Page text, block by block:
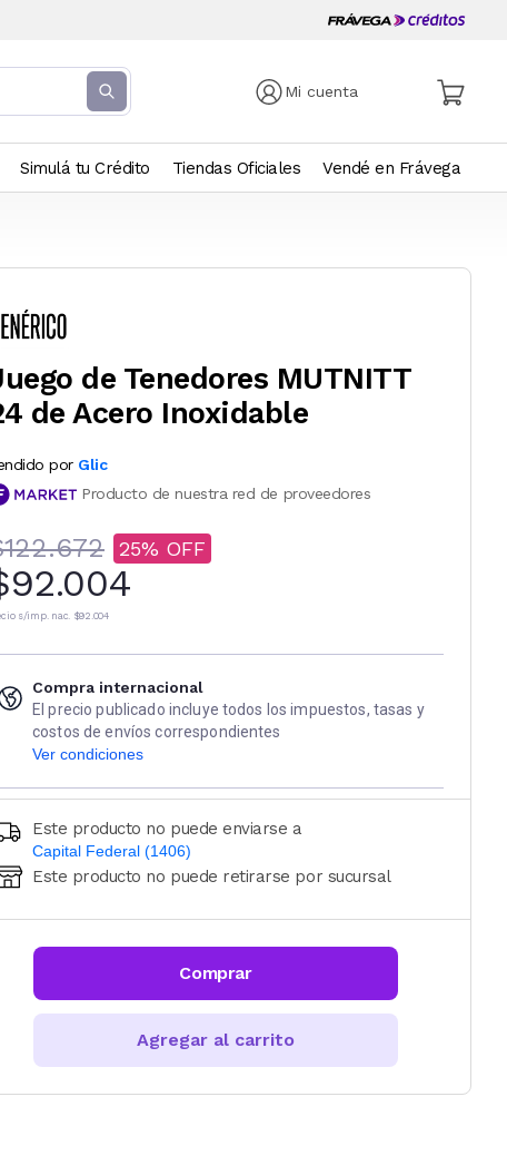
Mi cuenta
Simulá tu Crédito Tiendas Oficiales Vendé en Frávega
de Tenedores MUTNITT
de Acero Inoxidable
por Glic
Producto de nuestra red de proveedores
25
s/imp. nac. $92.004
Compra internacional
El precio publicado incluye todos los impuestos, tasas y
costos de envíos correspondientes
Ver condiciones
Este producto no puede enviarse a
Capital Federal (1406)
Ingresá código postal (sólo números)
CALCULAR
Este producto no puede retirarse por sucursal
Comprar
Agregar al carrito